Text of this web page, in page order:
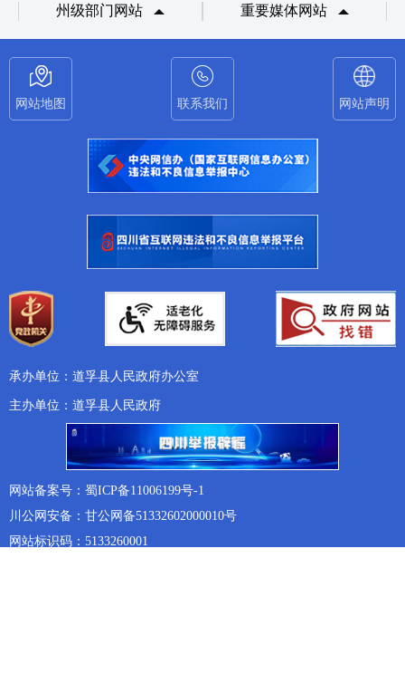
州级部门网站 重要媒体网站
网站地图 联系我们 网站声明
承办单位：道孚县人民政府办公室
主办单位：道孚县人民政府
网站备案号：蜀ICP备11006199号-1
川公网安备：甘公网备51332602000010号
网站标识码：5133260001